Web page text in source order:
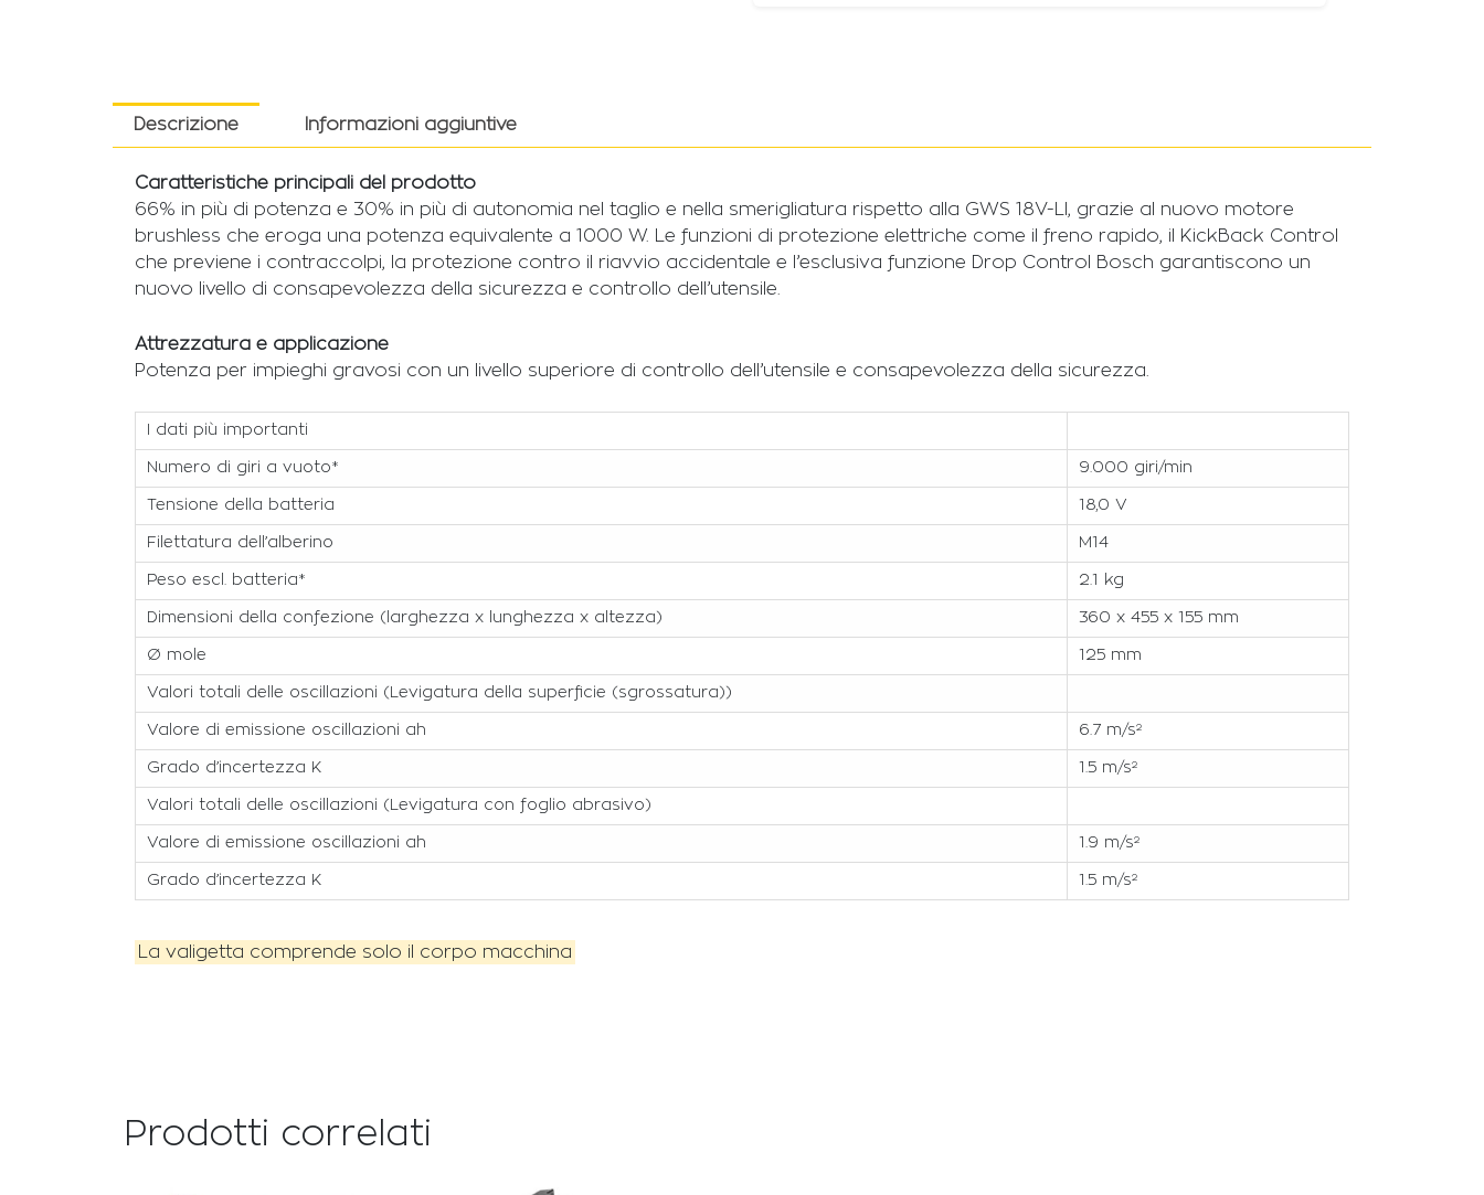
Descrizione Informazioni aggiuntive
Caratteristiche principali del prodotto
66% in più di potenza e 30% in più di autonomia nel taglio e nella smerigliatura rispetto alla GWS 18V-LI, grazie al nuovo motore
brushless che eroga una potenza equivalente a 1000 W. Le funzioni di protezione elettriche come il freno rapido, il KickBack Control
che previene i contraccolpi, la protezione contro il riavvio accidentale e l’esclusiva funzione Drop Control Bosch garantiscono un
nuovo livello di consapevolezza della sicurezza e controllo dell’utensile.
Attrezzatura e applicazione
Potenza per impieghi gravosi con un livello superiore di controllo dell’utensile e consapevolezza della sicurezza.
I dati più importanti
Numero di giri a vuoto* 9.000 giri/min
Tensione della batteria 18,0 V
Filettatura dell’alberino M14
Peso escl. batteria* 2.1 kg
Dimensioni della confezione (larghezza x lunghezza x altezza) 360 x 455 x 155 mm
Ø mole 125 mm
Valori totali delle oscillazioni (Levigatura della superficie (sgrossatura))
Valore di emissione oscillazioni ah 6.7 m/s²
Grado d’incertezza K 1.5 m/s²
Valori totali delle oscillazioni (Levigatura con foglio abrasivo)
Valore di emissione oscillazioni ah 1.9 m/s²
Grado d’incertezza K 1.5 m/s²
La valigetta comprende solo il corpo macchina
Prodotti correlati